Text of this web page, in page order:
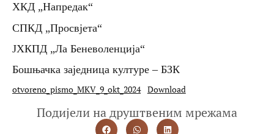
ХКД „Напредак“
СПКД „Просвјета“
ЈХКПД „Ла Беневоленција“
Бошњачка заједница културе – БЗК
otvoreno_pismo_MKV_9_okt_2024 Download
Подијели на друштвеним мрежама